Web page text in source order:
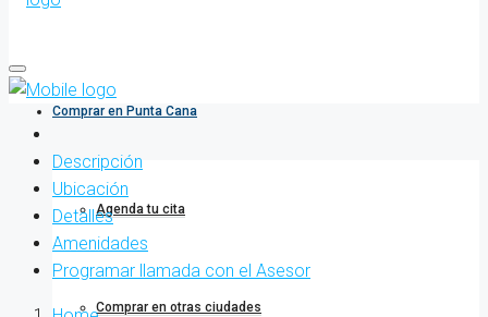
Comprar en Punta Cana
Agenda tu cita
Comprar en otras ciudades
Descripción
Ubicación
Detalles
Amenidades
Programar llamada con el Asesor